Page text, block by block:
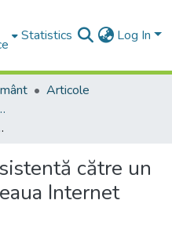
Statistics Log In
Articole
de difuzare
rețeaua Internet
către un
Internet